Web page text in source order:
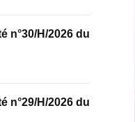
n°30/H/2026 du
n°29/H/2026 du